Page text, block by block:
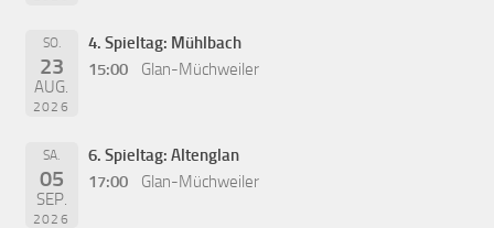
SO.
23
AUG.
2026
4. Spieltag: Mühlbach
15:00
Glan-Müchweiler
SA.
05
SEP.
2026
6. Spieltag: Altenglan
17:00
Glan-Müchweiler